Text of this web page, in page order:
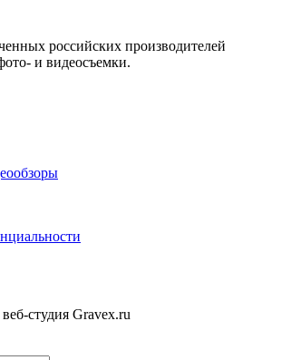
российских производителей
и видеосъемки.
студия Gravex.ru